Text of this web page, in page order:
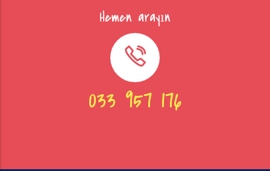
Hemen arayın
033 957 176